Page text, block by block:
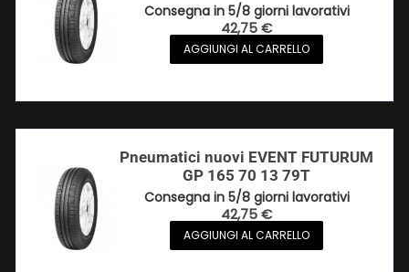
Consegna in 5/8 giorni lavorativi
42,75€
AGGIUNGI AL CARRELLO
Pneumatici nuovi EVENT FUTURUM
GP 165 70 13 79T
Consegna in 5/8 giorni lavorativi
42,75€
AGGIUNGI AL CARRELLO